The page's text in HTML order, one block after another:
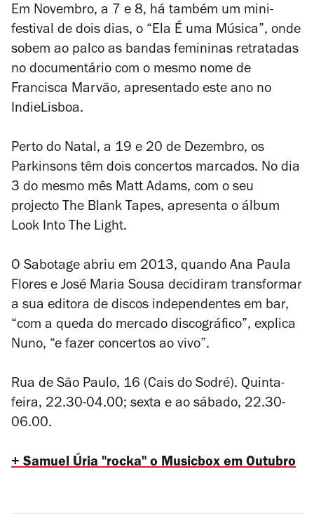
Em Novembro, a 7 e 8, há também um mini-
festival de dois dias, o “Ela É uma Música”, onde
sobem ao palco as bandas femininas retratadas
no documentário com o mesmo nome de
Francisca Marvão, apresentado este ano no
IndieLisboa.
Perto do Natal, a 19 e 20 de Dezembro, os
Parkinsons têm dois concertos marcados. No dia
3 do mesmo mês Matt Adams, com o seu
projecto The Blank Tapes, apresenta o álbum
Look Into The Light.
O Sabotage abriu em 2013, quando Ana Paula
Flores e José Maria Sousa decidiram transformar
a sua editora de discos independentes em bar,
“com a queda do mercado discográfico”, explica
Nuno, “e fazer concertos ao vivo”.
Rua de São Paulo, 16 (Cais do Sodré). Quinta-
feira, 22.30-04.00; sexta e ao sábado, 22.30-
06.00.
+ Samuel Úria "rocka" o Musicbox em Outubro